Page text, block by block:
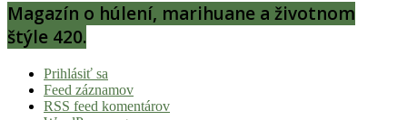
Magazín o húlení, marihuane a životnom
štýle 420.
Prihlásiť sa
Feed záznamov
RSS feed komentárov